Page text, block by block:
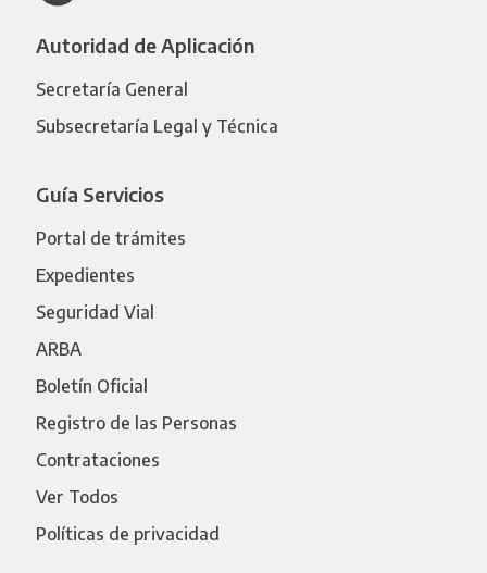
Autoridad de Aplicación
Secretaría General
Subsecretaría Legal y Técnica
Guía Servicios
Portal de trámites
Expedientes
Seguridad Vial
ARBA
Boletín Oficial
Registro de las Personas
Contrataciones
Ver Todos
Políticas de privacidad